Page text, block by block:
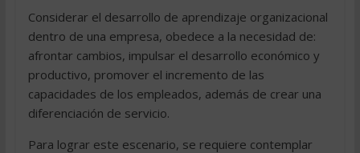
Considerar el desarrollo de aprendizaje organizacional
dentro de una empresa, obedece a la necesidad de:
afrontar cambios, impulsar el desarrollo económico y
productivo, promover el incremento de las
capacidades de los empleados, además de crear una
diferenciación de servicio.
Para lograr este escenario, se requiere contemplar